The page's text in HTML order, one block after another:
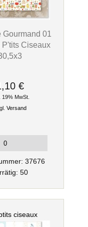
Gourmand 01
P'tits Ciseaux
€
19% MwSt.
Versand
37676
50
ciseaux